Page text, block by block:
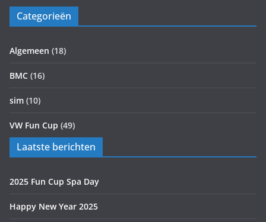
Categorieën
Algemeen (18)
BMC (16)
sim (10)
VW Fun Cup (49)
Laatste berichten
2025 Fun Cup Spa Day
Happy New Year 2025